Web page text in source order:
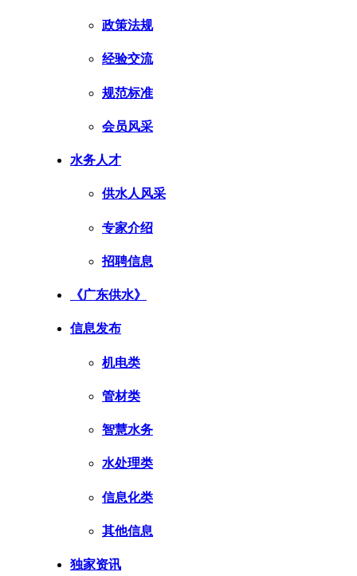
政策法规
经验交流
规范标准
会员风采
水务人才
供水人风采
专家介绍
招聘信息
《广东供水》
信息发布
机电类
管材类
智慧水务
水处理类
信息化类
其他信息
独家资讯